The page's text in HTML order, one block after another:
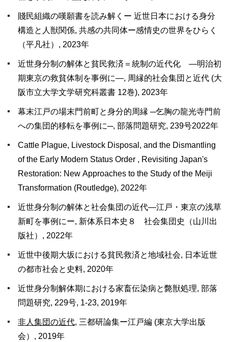
賤民組織の嘆願書を読み解くー 近世日本における身分
構造と人獣関係, 共感の共同体ー感情史の世界をひらく
（平凡社）, 2023年
近世身分制の解体と貧民救済＝統制の近代化 ―明治初
期東京の救貧体制を事例に―, 周縁的社会集団と近代 (大
阪市立大学文学研究科叢書 12巻), 2023年
幕末江戸の場末門前町と身分的周縁 ─乞胸の龍光寺門前
への集団的移転を事例に─, 部落問題研究, 239号2022年
Cattle Plague, Livestock Disposal, and the Dismantling
of the Early Modern Status Order , Revisiting Japan's
Restoration: New Approaches to the Study of the Meiji
Transformation (Routledge), 2022年
近世身分制の解体と社会集団の近代―江戸・東京の浅草
新町を事例にー, 新体系日本史８ 社会集団史（山川出
版社）, 2022年
近世中後期大坂における貧民救済と地域社会, 日本近世
の都市社会と史料, 2020年
近世身分制解体期における家畜伝染病と斃獣処理, 部落
問題研究, 229号, 1-23, 2019年
非人集団の近代, 三都研論集ー江戸編 (東京大学出版
会）, 2019年